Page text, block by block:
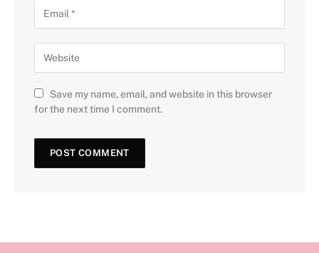
Save my name, email, and website in this browser
for the next time I comment.